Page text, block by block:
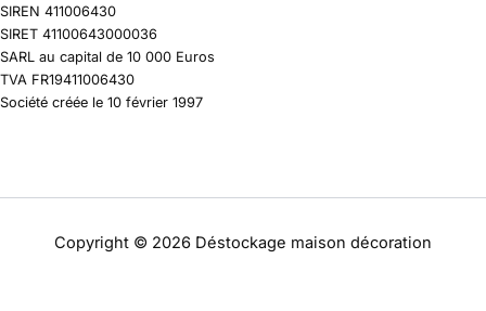
SIREN 411006430
SIRET 41100643000036
SARL au capital de 10 000 Euros
TVA FR19411006430
Société créée le 10 février 1997
Copyright © 2026 Déstockage maison décoration